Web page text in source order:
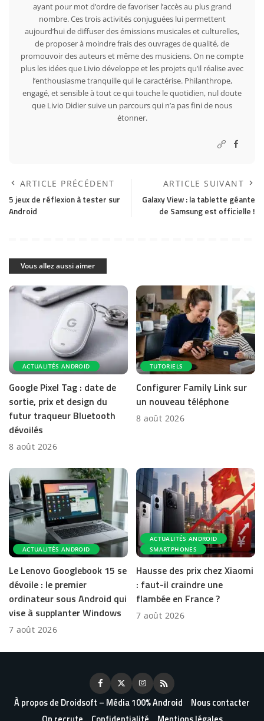
ayant pour mot d’ordre de favoriser l’accès au plus grand
nombre. Ces trois activités conjuguées lui permettent
aujourd’hui de diffuser des émissions musicales et culturelles,
de proposer à moindre frais des ouvrages de qualité, de
promouvoir des auteurs et même des musiciens. On ne compte
plus les idées que Livio développe et les projets qu’il réalise avec
l’enthousiasme tranquille qui le caractérise. Philanthrope,
engagé, et sensible à tout ce qui touche le quotidien, nul doute
que Livio Didier suive un parcours qui n’a pas fini de nous
étonner.
ARTICLE PRÉCÉDENT
5 jeux de réflexion à tester sur
Android
ARTICLE SUIVANT
Galaxy View : la tablette géante
de Samsung est officielle !
Vous allez aussi aimer
ACTUALITÉS ANDROID
Google Pixel Tag : date de
sortie, prix et design du
futur traqueur Bluetooth
dévoilés
8 août 2026
TUTORIELS
Configurer Family Link sur
un nouveau téléphone
8 août 2026
ACTUALITÉS ANDROID
Le Lenovo Googlebook 15 se
dévoile : le premier
ordinateur sous Android qui
vise à supplanter Windows
7 août 2026
ACTUALITÉS ANDROID
SMARTPHONES
Hausse des prix chez Xiaomi
: faut-il craindre une
flambée en France ?
7 août 2026
À propos de Droidsoft – Média 100% Android
Nous contacter